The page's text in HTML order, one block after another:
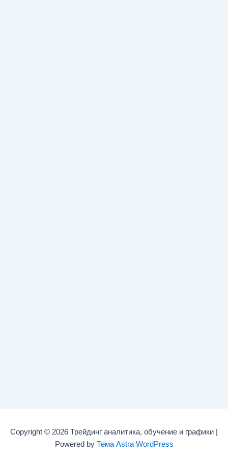
Copyright © 2026 Трейдинг аналитика, обучение и графики |
Powered by Тема Astra WordPress